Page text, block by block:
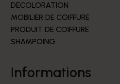
DECOLORATION
MOBILIER DE COIFFURE
PRODUIT DE COIFFURE
SHAMPOING
informations